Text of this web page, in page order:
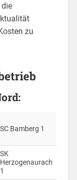
zu
SC Bamberg 1
SK
Herzogenaurach
1